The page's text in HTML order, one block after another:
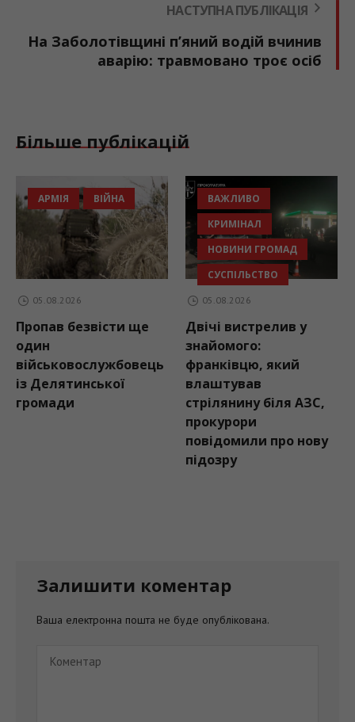
НАСТУПНА ПУБЛІКАЦІЯ
На Заболотівщині п’яний водій вчинив
аварію: травмовано троє осіб
Більше публікацій
АРМІЯ ВІЙНА
05.08.2026
Пропав безвісти ще
один
військовослужбовець
із Делятинської
громади
ВАЖЛИВО
КРИМІНАЛ
НОВИНИ ГРОМАД
СУСПІЛЬСТВО
05.08.2026
Двічі вистрелив у
знайомого:
франківцю, який
влаштував
стрілянину біля АЗС,
прокурори
повідомили про нову
підозру
Залишити коментар
Ваша електронна пошта не буде опублікована.